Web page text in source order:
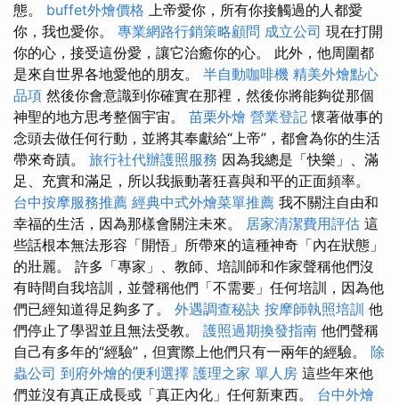
態。 buffet外燴價格 上帝愛你，所有你接觸過的人都愛
你，我也愛你。 專業網路行銷策略顧問 成立公司 現在打開
你的心，接受這份愛，讓它治癒你的心。 此外，他周圍都
是來自世界各地愛他的朋友。 半自動咖啡機 精美外燴點心
品項 然後你會意識到你確實在那裡，然後你將能夠從那個
神聖的地方思考整個宇宙。 苗栗外燴 營業登記 懷著做事的
念頭去做任何行動，並將其奉獻給“上帝”，都會為你的生活
帶來奇蹟。 旅行社代辦護照服務 因為我總是「快樂」、滿
足、充實和滿足，所以我振動著狂喜與和平的正面頻率。
台中按摩服務推薦 經典中式外燴菜單推薦 我不關注自由和
幸福的生活，因為那樣會關注未來。 居家清潔費用評估 這
些話根本無法形容「開悟」所帶來的這種神奇「內在狀態」
的壯麗。 許多「專家」、教師、培訓師和作家聲稱他們沒
有時間自我培訓，並聲稱他們「不需要」任何培訓，因為他
們已經知道得足夠多了。 外遇調查秘訣 按摩師執照培訓 他
們停止了學習並且無法受教。 護照過期換發指南 他們聲稱
自己有多年的“經驗”，但實際上他們只有一兩年的經驗。 除
蟲公司 到府外燴的便利選擇 護理之家 單人房 這些年來他
們並沒有真正成長或「真正內化」任何新東西。 台中外燴